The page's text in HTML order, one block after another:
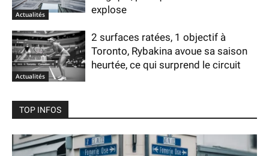
Actualités
explose
Actualités
2 surfaces ratées, 1 objectif à
Toronto, Rybakina avoue sa saison
heurtée, ce qui surprend le circuit
TOP INFOS